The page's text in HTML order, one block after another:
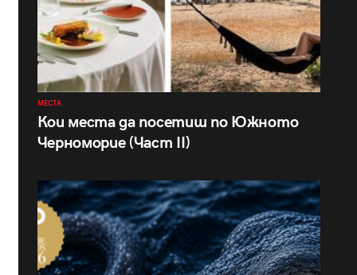
МЕСТА
Кои места да посетиш по Южното
Черноморие (Част II)